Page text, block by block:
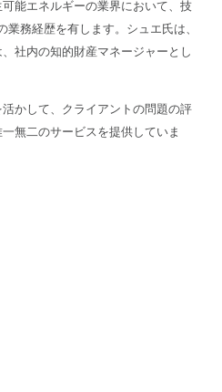
能エネルギーの業界において、技
務経歴を有します。シュエ氏は、
社内の知的財産マネージャーとし
かして、クライアントの問題の評
無二のサービスを提供していま